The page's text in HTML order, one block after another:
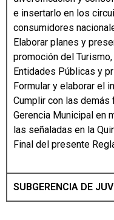
e insertarlo en los
consumidores
Elaborar planes y
promoción del
Entidades Públicas y
Formular y elaborar el
Cumplir con las
Gerencia Municipal en
las señaladas en la
Final del presente
SUBGERENCIA DE